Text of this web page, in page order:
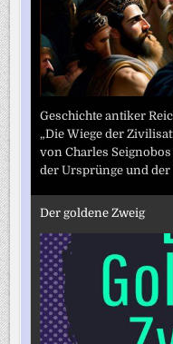
Geschichte antiker
„Die Wiege der
von Charles
der Ursprünge und der
Der goldene Zweig